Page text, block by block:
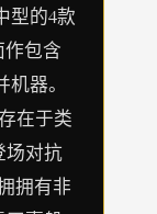
型的4款
作包含
器。
在于类
场对抗
拥有非